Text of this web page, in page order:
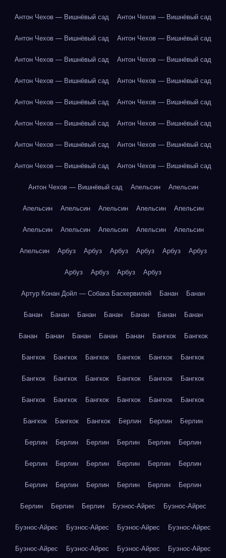
Антон Чехов — Вишнёвый сад Антон Чехов — Вишнёвый сад
Антон Чехов — Вишнёвый сад Антон Чехов — Вишнёвый сад
Антон Чехов — Вишнёвый сад Антон Чехов — Вишнёвый сад
Антон Чехов — Вишнёвый сад Антон Чехов — Вишнёвый сад
Антон Чехов — Вишнёвый сад Антон Чехов — Вишнёвый сад
Антон Чехов — Вишнёвый сад Антон Чехов — Вишнёвый сад
Антон Чехов — Вишнёвый сад Антон Чехов — Вишнёвый сад
Антон Чехов — Вишнёвый сад Антон Чехов — Вишнёвый сад
Антон Чехов — Вишнёвый сад Апельсин Апельсин
Апельсин Апельсин Апельсин Апельсин Апельсин
Апельсин Апельсин Апельсин Апельсин Апельсин
Апельсин Арбуз Арбуз Арбуз Арбуз Арбуз Арбуз
Арбуз Арбуз Арбуз Арбуз
Артур Конан Дойл — Собака Баскервилей Банан Банан
Банан Банан Банан Банан Банан Банан Банан
Банан Банан Банан Банан Банан Бангкок Бангкок
Бангкок Бангкок Бангкок Бангкок Бангкок Бангкок
Бангкок Бангкок Бангкок Бангкок Бангкок Бангкок
Бангкок Бангкок Бангкок Бангкок Бангкок Бангкок
Бангкок Бангкок Бангкок Берлин Берлин Берлин
Берлин Берлин Берлин Берлин Берлин Берлин
Берлин Берлин Берлин Берлин Берлин Берлин
Берлин Берлин Берлин Берлин Берлин Берлин
Берлин Берлин Берлин Буэнос-Айрес Буэнос-Айрес
Буэнос-Айрес Буэнос-Айрес Буэнос-Айрес Буэнос-Айрес
Буэнос-Айрес Буэнос-Айрес Буэнос-Айрес Буэнос-Айрес